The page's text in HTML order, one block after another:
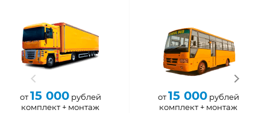
от15 000рублей
комплект + монтаж
от15 000рублей
комплект + монтаж